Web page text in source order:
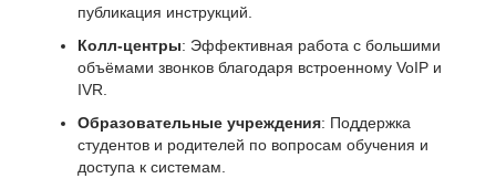
публикация инструкций.
Колл-центры: Эффективная работа с большими
объёмами звонков благодаря встроенному VoIP и
IVR.
Образовательные учреждения: Поддержка
студентов и родителей по вопросам обучения и
доступа к системам.